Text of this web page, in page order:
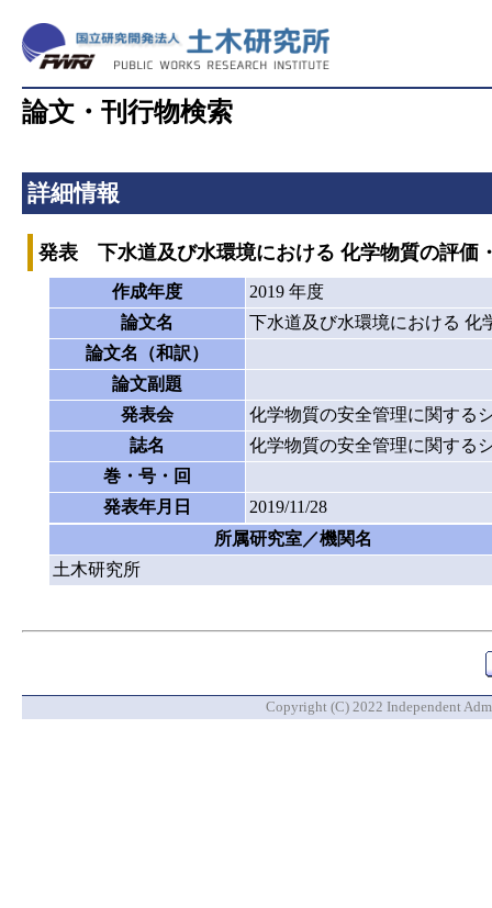
論文・刊行物検索
詳細情報
発表 下水道及び水環境における 化学物質の評価
作成年度
2019 年度
論文名
下水道及び水環境における 化
論文名（和訳）
論文副題
発表会
化学物質の安全管理に関する
誌名
化学物質の安全管理に関する
巻・号・回
発表年月日
2019/11/28
所属研究室／機関名
土木研究所
Copyright (C) 2022 Independent